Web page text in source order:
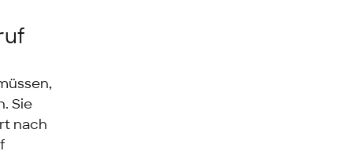
Sie
nach